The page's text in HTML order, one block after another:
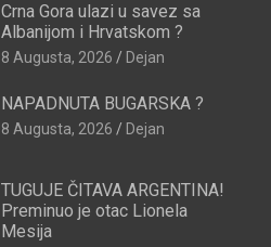
Crna Gora ulazi u savez sa
Albanijom i Hrvatskom ?
8 Augusta, 2026 Dejan
NAPADNUTA BUGARSKA ?
8 Augusta, 2026 Dejan
TUGUJE ČITAVA ARGENTINA!
Preminuo je otac Lionela
Mesija